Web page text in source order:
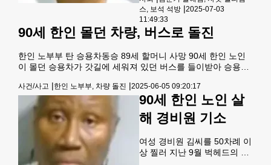
리엄스를 손가락으로 가리키
며 "무섭다"는 말을 반복했다.
남 씨는 한국어 통역사 오재찬
씨
세 한인 노인 김준기씨를 50차
례 이상 칼로 찔러 숨지게 한
살해범이 최근 법원의 보석으
졌다. 고 김준기씨의 딸인 김은
비씨는 약 800km 떨어진 곳에
에 참석해 풀턴 카운티 제리 벡
스터 판사가 아버지 살해 혐의
여성에게 보석을 허가하는 판
결을 내렸을 때 무력감을 느꼈
서 경비원으로 일했던 65세 여
성 자넷 윌리엄스는
스, 보석 석방 |2025-07-03
11:49:33
90세 한인 몰던 차량, 버스로 돌진
한인 노부부 탄 승용차동승 89세 할머니 사망 90세 한인 노인
이 몰던 승용차가 갓길에 세워져 있던 버스를 들이받아 승용차
하는 사고가 발생했다.뉴저지주 브릿지워터 타운십 경찰에 따
르면 지난 2일 오후 3시20분께 아큐라 딜러십 인근의 22번 도
로에서 90세 한인 박모씨가 운전하던 2009년형 현대 쏘나타 승
용차가 오른쪽 갓길에 고장난 채 빈 차로 주차돼 있던 셔틀버스
를 들이받았다.이날 사고로 인해 쏘나타 승용차 조수석에 타고
있던 89세 한인 여성 방모씨가 현장
사건/사고 |한인 노부부, 차량 돌진 |2025-06-05 09:20:17
90세 한인 노인 살
해 경비원 기소
여성 경비원 김씨를 50차례 이
상 찔러 지난 9월 벅헤드의 노